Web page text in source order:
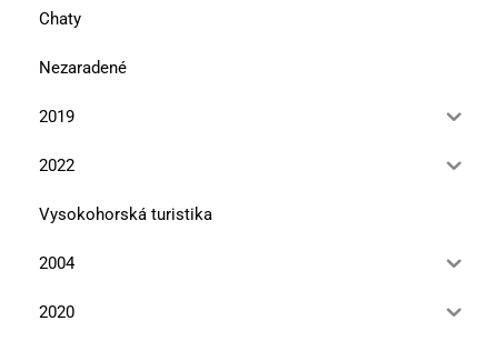
Chaty
Nezaradené
2019
2022
Vysokohorská turistika
2004
2020